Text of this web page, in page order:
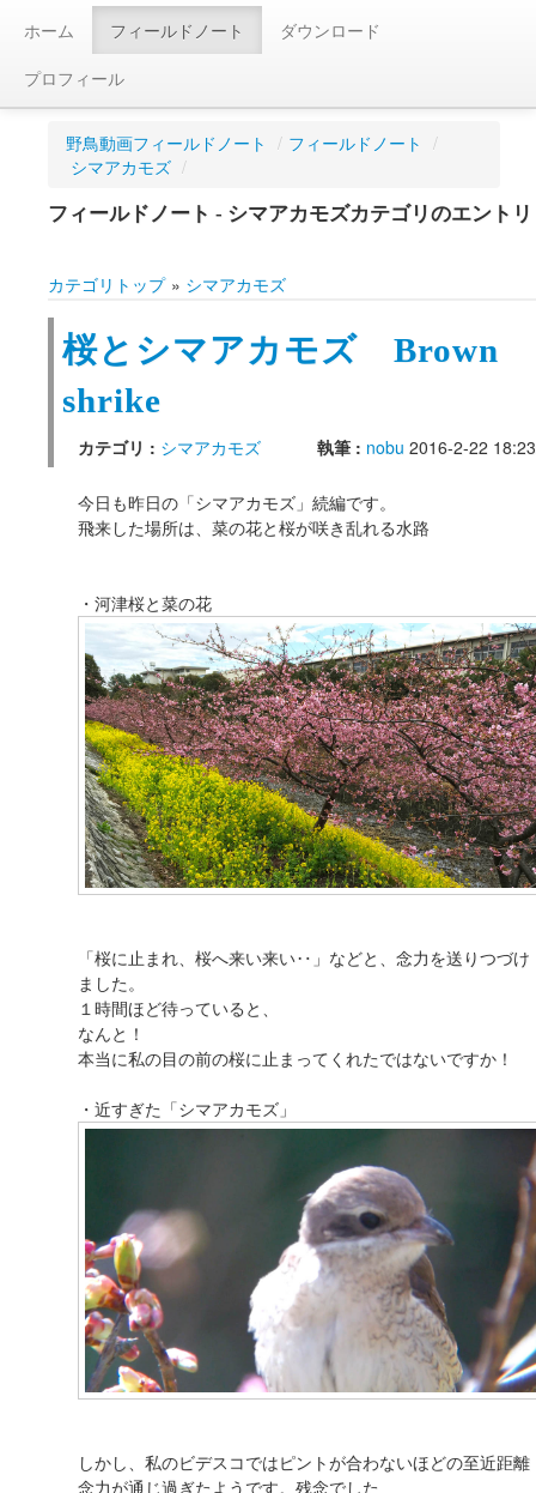
ホーム フィールドノート
ダウンロード
プロフィール
野鳥動画フィールドノート / フィールドノート /
シマアカモズ /
フィールドノート - シマアカモズカテゴリのエントリ
カテゴリトップ » シマアカモズ
桜とシマアカモズ Brown
shrike
カテゴリ : シマアカモズ 執筆 : nobu 2016-2-22 18:23
今日も昨日の「シマアカモズ」続編です。
飛来した場所は、菜の花と桜が咲き乱れる水路
・河津桜と菜の花
「桜に止まれ、桜へ来い来い‥」などと、念力を送りつづけ
ました。
１時間ほど待っていると、
なんと！
本当に私の目の前の桜に止まってくれたではないですか！
・近すぎた「シマアカモズ」
しかし、私のビデスコではピントが合わないほどの至近距離
念力が通じ過ぎたようです。残念でした